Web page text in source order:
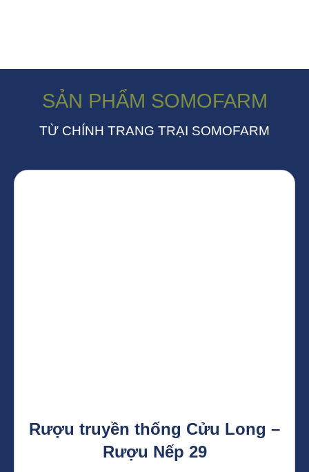
SẢN PHẨM SOMOFARM
TỪ CHÍNH TRANG TRẠI SOMOFARM
Rượu truyền thống Cửu Long –
Rượu Nếp 29